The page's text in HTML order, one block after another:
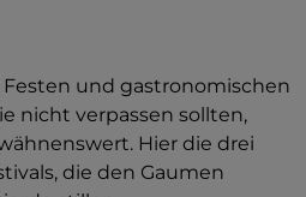
und gastronomischen
nicht verpassen sollten,
Hier die drei
die den Gaumen